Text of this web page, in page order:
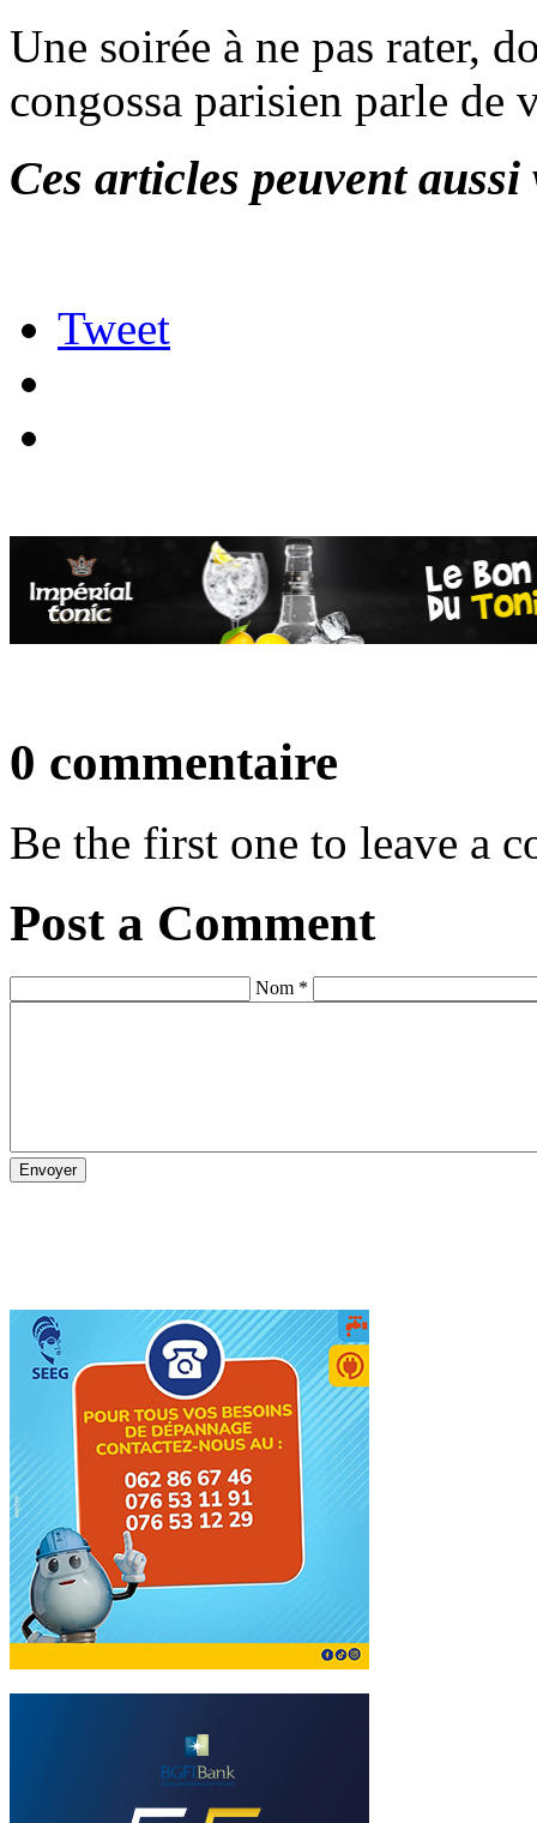
Une soirée à ne pas rater,
congossa parisien parle de
Ces articles peuvent
Tweet
0 commentaire
Be the first one to leave a
Post a Comment
Nom *